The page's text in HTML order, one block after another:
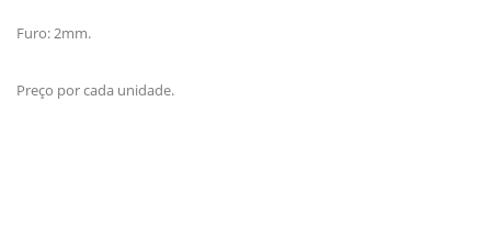
Furo: 2mm.
Preço por cada unidade.